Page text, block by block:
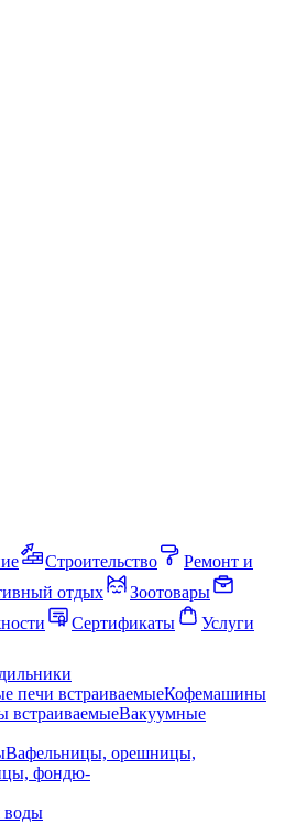
Строительство
Ремонт и
отдых
Зоотовары
Сертификаты
Услуги
печи встраиваемыеКофемашины
Вакуумные
Вафельницы, орешницы,
фондю-
воды